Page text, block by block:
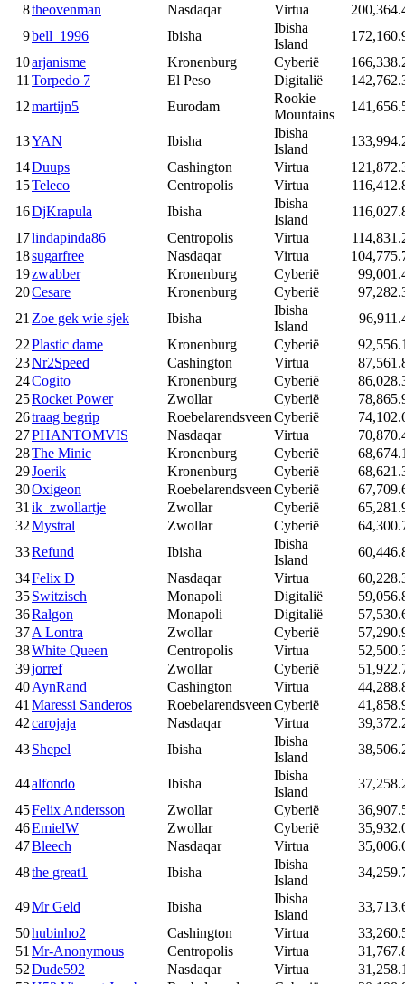
8theovenman Nasdaqar Virtua
9bell_1996 Ibisha
Ibisha
Island
10arjanisme Kronenburg Cyberië
11 Torpedo 7 El Peso Digitalië
12martijn5 Eurodam
Rookie
Mountains
13YAN Ibisha
Ibisha
Island
14Duups Cashington Virtua
15Teleco Centropolis Virtua
16DjKrapula Ibisha
Ibisha
Island
17lindapinda86 Centropolis Virtua
18sugarfree Nasdaqar Virtua
19zwabber Kronenburg Cyberië
20Cesare Kronenburg Cyberië
21 Zoe gek wie sjek Ibisha
Ibisha
Island
22Plastic dame Kronenburg Cyberië
23Nr2Speed Cashington Virtua
24Cogito Kronenburg Cyberië
25Rocket Power Zwollar Cyberië
26traag begrip RoebelarendsveenCyberië
27PHANTOMVIS Nasdaqar Virtua
28The Minic Kronenburg Cyberië
29Joerik Kronenburg Cyberië
30Oxigeon RoebelarendsveenCyberië
31 ik_zwollartje Zwollar Cyberië
32Mystral Zwollar Cyberië
33Refund Ibisha
Ibisha
Island
34Felix D Nasdaqar Virtua
35Switzisch Monapoli Digitalië
36Ralgon Monapoli Digitalië
37A Lontra Zwollar Cyberië
38White Queen Centropolis Virtua
39jorref Zwollar Cyberië
40AynRand Cashington Virtua
41 Maressi Sanderos RoebelarendsveenCyberië
42carojaja Nasdaqar Virtua
43Shepel Ibisha
Ibisha
Island
44alfondo Ibisha
Ibisha
Island
45Felix Andersson Zwollar Cyberië
46EmielW Zwollar Cyberië
47Bleech Nasdaqar Virtua
48the great1 Ibisha
Ibisha
Island
49Mr Geld Ibisha
Ibisha
Island
50hubinho2 Cashington Virtua
51 Mr-Anonymous Centropolis Virtua
52Dude592 Nasdaqar Virtua